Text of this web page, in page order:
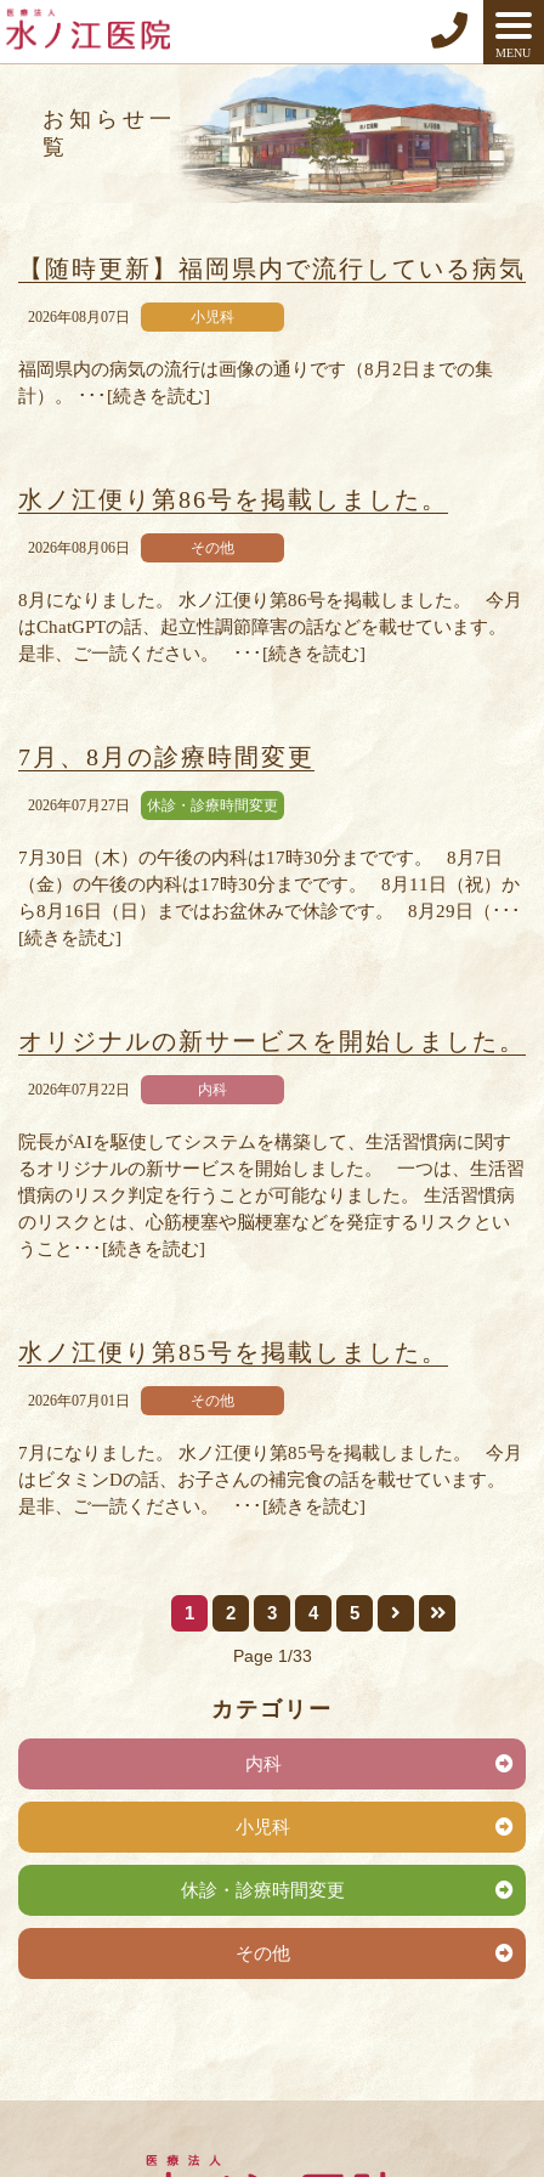
お知らせ一
覧
MENU
【随時更新】福岡県内で流行している病気
2026年08月07日 小児科
福岡県内の病気の流行は画像の通りです（8月2日までの集
計）。 ･･･[続きを読む]
水ノ江便り第86号を掲載しました。
2026年08月06日 その他
8月になりました。 水ノ江便り第86号を掲載しました。 今月
はChatGPTの話、起立性調節障害の話などを載せています。
是非、ご一読ください。 ･･･[続きを読む]
7月、8月の診療時間変更
2026年07月27日 休診・診療時間変更
7月30日（木）の午後の内科は17時30分までです。 8月7日
（金）の午後の内科は17時30分までです。 8月11日（祝）か
ら8月16日（日）まではお盆休みで休診です。 8月29日（･･･
[続きを読む]
オリジナルの新サービスを開始しました。
2026年07月22日 内科
院長がAIを駆使してシステムを構築して、生活習慣病に関す
るオリジナルの新サービスを開始しました。 一つは、生活習
慣病のリスク判定を行うことが可能なりました。 生活習慣病
のリスクとは、心筋梗塞や脳梗塞などを発症するリスクとい
うこと･･･[続きを読む]
水ノ江便り第85号を掲載しました。
2026年07月01日 その他
7月になりました。 水ノ江便り第85号を掲載しました。 今月
はビタミンDの話、お子さんの補完食の話を載せています。
是非、ご一読ください。 ･･･[続きを読む]
1 2 3 4 5
Page 1/33
カテゴリー
内科
小児科
休診・診療時間変更
その他